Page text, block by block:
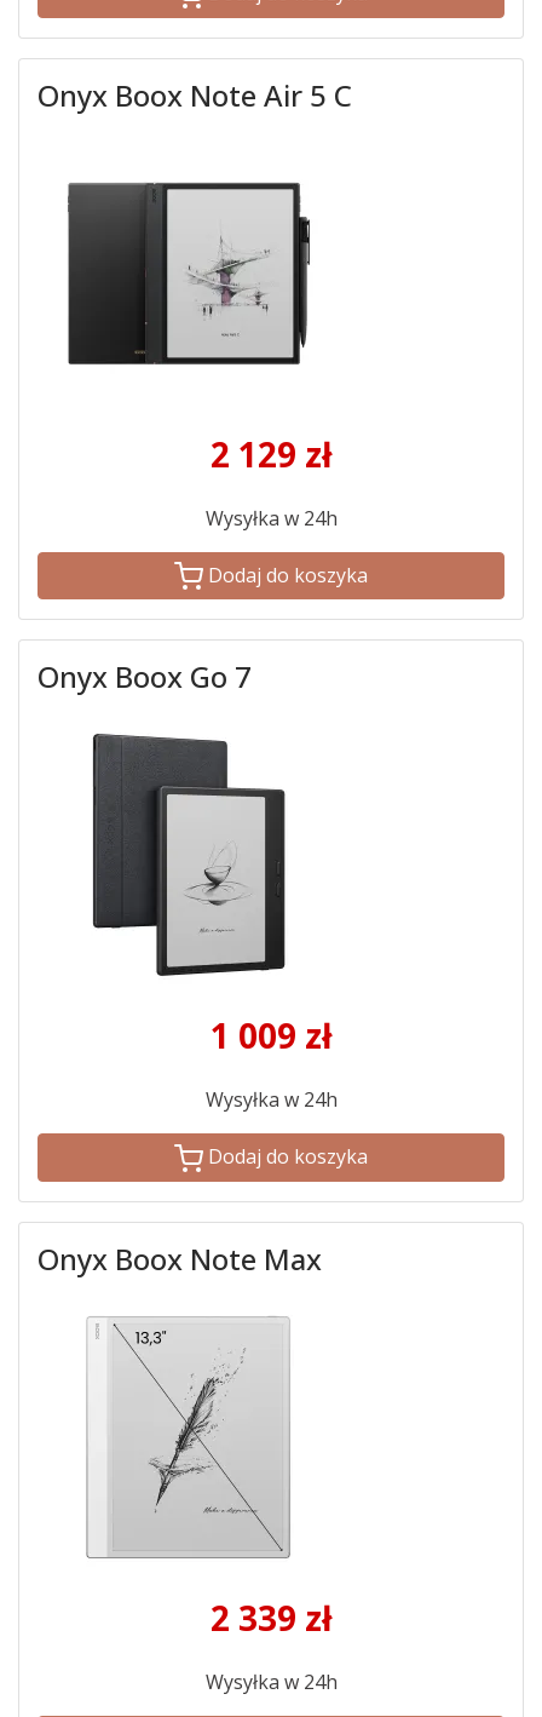
Onyx Boox Note Air 5 C
2 129 zł
Wysyłka w 24h
Dodaj do koszyka
Onyx Boox Go 7
1 009 zł
Wysyłka w 24h
Dodaj do koszyka
Onyx Boox Note Max
2 339 zł
Wysyłka w 24h